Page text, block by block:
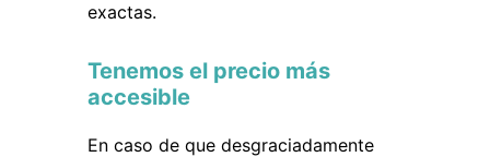
exactas.
Tenemos el precio más
accesible
En caso de que desgraciadamente